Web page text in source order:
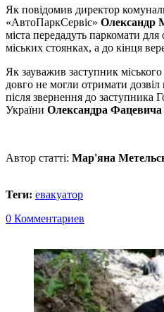
Як повідомив директор
«АвтоПаркСервіс» Олександр
міста передадуть паркомати
міських стоянках, а до кінця
Як зауважив заступник
довго не могли отримати
після звернення до заступника
України Олександра Фацевича
Автор статті: Мар'яна
Теги: евакуатор
0 Комментариев